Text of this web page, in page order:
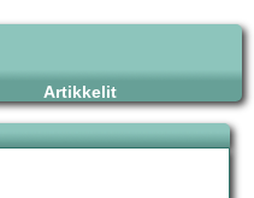
Artikkelit